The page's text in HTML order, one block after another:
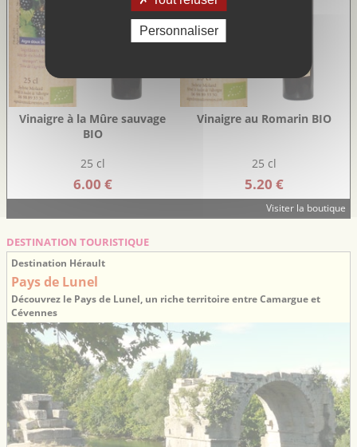
Vinaigre à la Mûre sauvage
BIO
25 cl
6.00 €
Vinaigre au Romarin BIO
25 cl
5.20 €
Visiter la boutique
DESTINATION TOURISTIQUE
Destination Hérault
Pays de Lunel
Découvrez le Pays de Lunel, un riche territoire entre Camargue et
Cévennes
Personnaliser